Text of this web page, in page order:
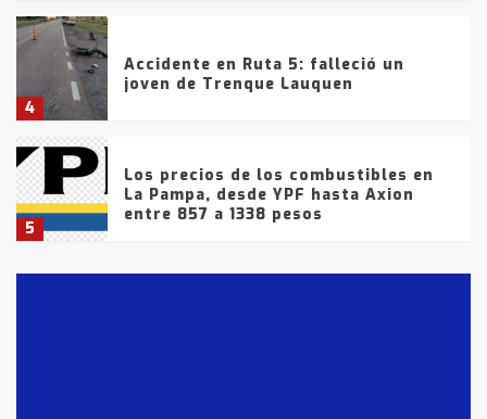
4
Accidente en Ruta 5: falleció un
joven de Trenque Lauquen
5
Los precios de los combustibles en
La Pampa, desde YPF hasta Axion
entre 857 a 1338 pesos